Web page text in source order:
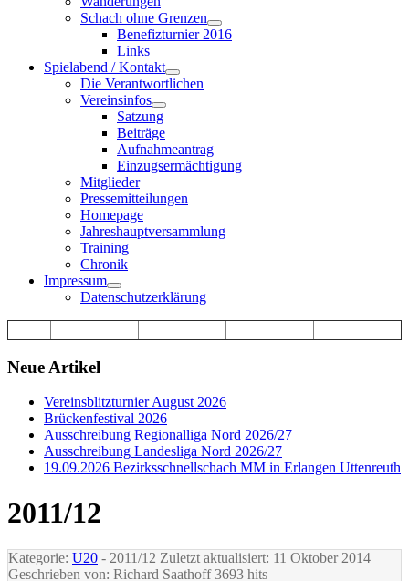
Schach ohne Grenzen
Benefizturnier 2016
Links
Spielabend / Kontakt
Die Verantwortlichen
Vereinsinfos
Satzung
Beiträge
Aufnahmeantrag
Einzugsermächtigung
Mitglieder
Pressemitteilungen
Homepage
Jahreshauptversammlung
Training
Chronik
Impressum
Datenschutzerklärung
Neue Artikel
Vereinsblitzturnier August 2026
Brückenfestival 2026
Ausschreibung Regionalliga Nord 2026/27
Ausschreibung Landesliga Nord 2026/27
19.09.2026 Bezirksschnellschach MM in Erlangen Uttenreuth
2011/12
Kategorie: U20 - 2011/12 Zuletzt aktualisiert: 11 Oktober 2014
Geschrieben von: Richard Saathoff3693 hits